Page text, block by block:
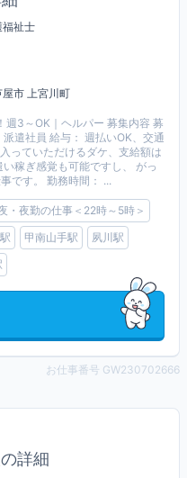
祉士
市 上宮川町
週3～OK｜ヘルパー 募集内容 募
遣社員 給与： 週払いOK、交通
っていただけるダケ、支給額は
稼ぎ感覚も可能ですし、 がっ
です。 勤務時間： ...
・夜勤の仕事＜22時～5時＞
甲南山手駅
夙川駅
お仕事番号 GW230702666
詳細